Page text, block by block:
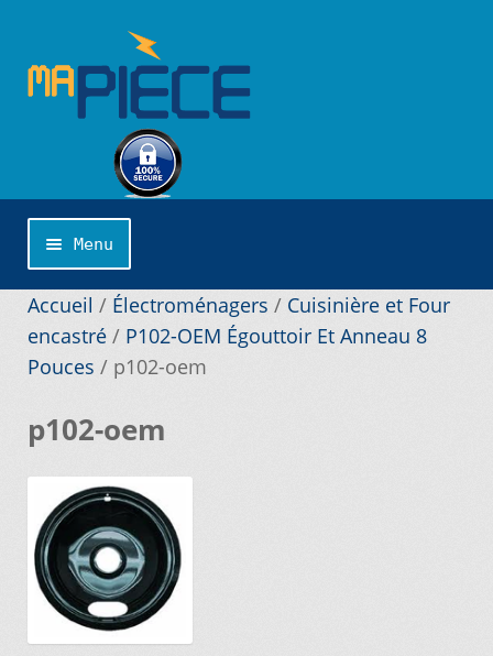
à
navigation
au
Menu
Accueil
Catégories
Cliquer sur la marque désirée pour une
Commande
Conditions de Vente et Garantie
Accueil / Électroménagers / Cuisinière et Four
encastré/ P102-OEM Égouttoir Et Anneau 8
Pouces / p102-oem
p102-oem